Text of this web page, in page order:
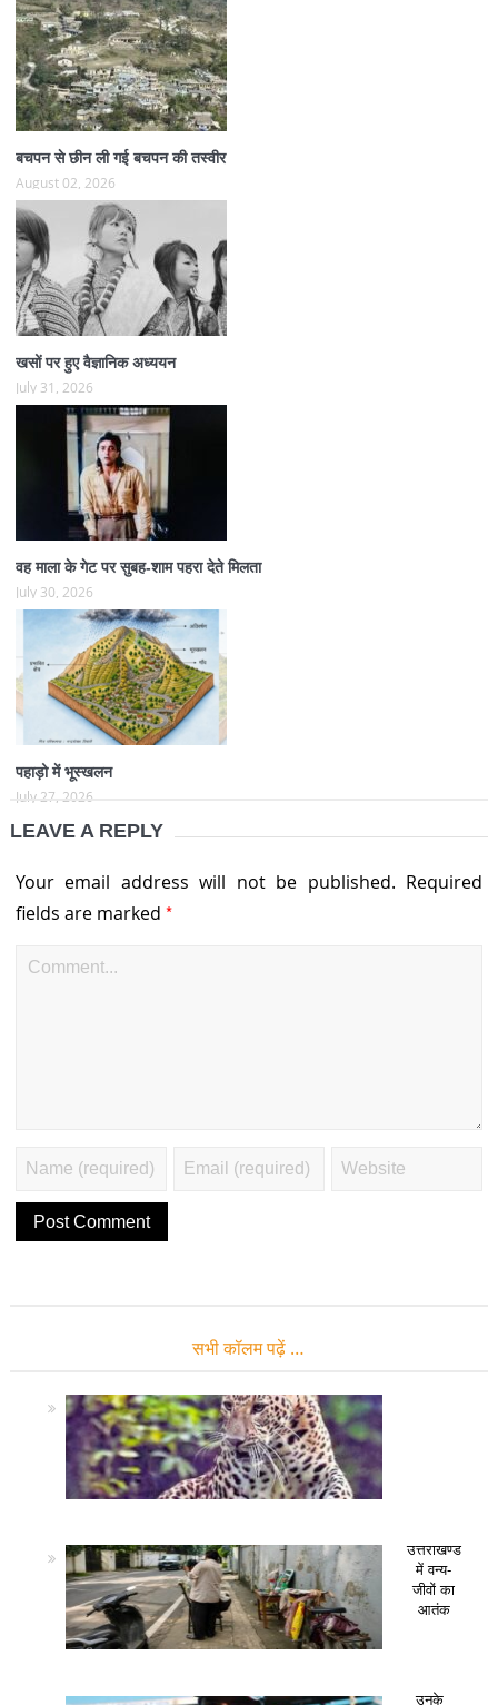
बचपन से छीन ली गई बचपन की तस्वीर
August 02, 2026
खसों पर हुए वैज्ञानिक अध्ययन
July 31, 2026
वह माला के गेट पर सुबह-शाम पहरा देते मिलता
July 30, 2026
पहाड़ो में भूस्खलन
July 27, 2026
LEAVE A REPLY
Your email address will not be published. Required
fields are marked *
सभी कॉलम पढ़ें …
उत्तराखण्ड
में वन्य-
जीवों का
आतंक
उनके